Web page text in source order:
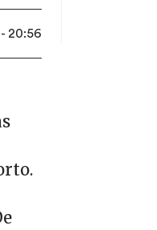
20:56